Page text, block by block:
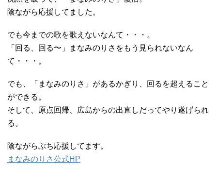
陰ながら応援してました。
でも今までの歌を歌えないなんて・・・。
「回る、回る〜」まなみのりさをもう見られないなん
て・・・。
でも、「まなみのりさ」があるかぎり、回るを超えること
ができる。
そして、原点回帰、広島からの出直しだってやり遂げられ
る。
陰ながらぶち応援してます。
まなみのりさ公式HP